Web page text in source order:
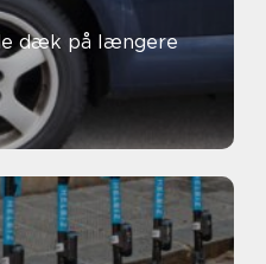
dæk på længere